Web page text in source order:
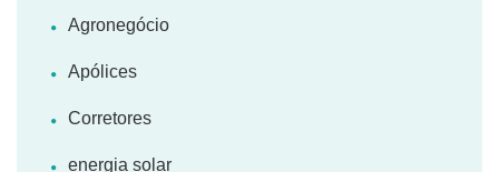
Agronegócio
Apólices
Corretores
energia solar